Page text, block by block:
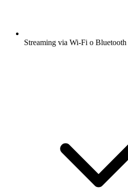
Streaming via Wi-Fi o Bluetooth